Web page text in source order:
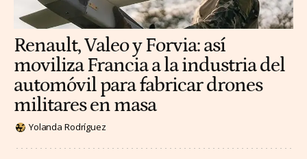
Renault, Valeo y Forvia: así
moviliza Francia a la industria del
automóvil para fabricar drones
militares en masa
Yolanda Rodríguez